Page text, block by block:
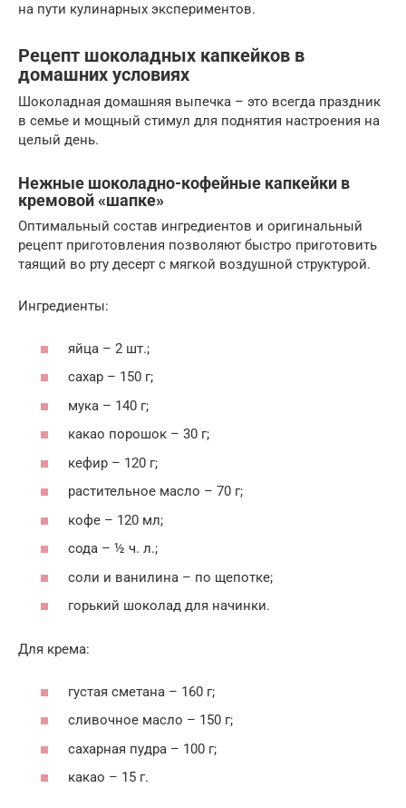
на пути кулинарных экспериментов.
Рецепт шоколадных капкейков в
домашних условиях
Шоколадная домашняя выпечка – это всегда праздник
в семье и мощный стимул для поднятия настроения на
целый день.
Нежные шоколадно-кофейные капкейки в
кремовой «шапке»
Оптимальный состав ингредиентов и оригинальный
рецепт приготовления позволяют быстро приготовить
таящий во рту десерт с мягкой воздушной структурой.
Ингредиенты:
яйца – 2 шт.;
сахар – 150 г;
мука – 140 г;
какао порошок – 30 г;
кефир – 120 г;
растительное масло – 70 г;
кофе – 120 мл;
сода – ½ ч. л.;
соли и ванилина – по щепотке;
горький шоколад для начинки.
Для крема:
густая сметана – 160 г;
сливочное масло – 150 г;
сахарная пудра – 100 г;
какао – 15 г.